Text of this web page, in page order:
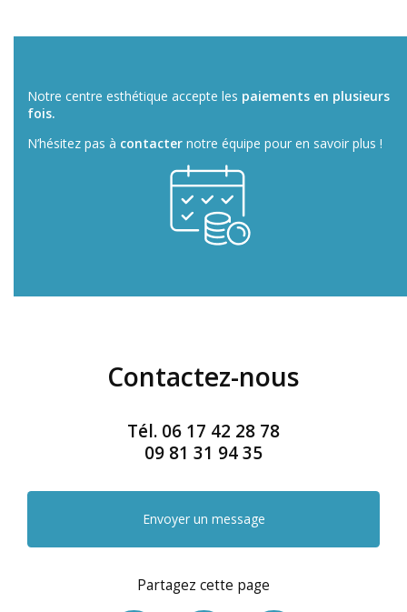
Notre centre esthétique accepte les paiements en plusieurs
fois.
N’hésitez pas à contacter notre équipe pour en savoir plus !
Contactez-nous
Tél. 06 17 42 28 78
09 81 31 94 35
Envoyer un message
Partagez cette page